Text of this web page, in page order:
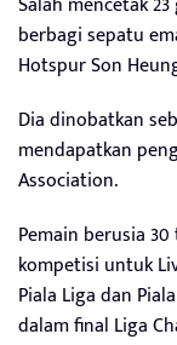
berbagi sepatu
Hotspur Son
Dia dinobatkan
mendapatkan
Association.
Pemain berusia
kompetisi untuk
Piala Liga dan
dalam final Liga